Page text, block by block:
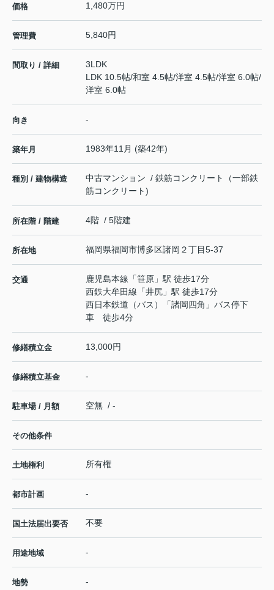
価格 1,480万円
管理費 5,840円
間取り / 詳細
3LDK
LDK 10.5帖/和室 4.5帖/洋室 4.5帖/洋室 6.0帖/
洋室 6.0帖
向き -
築年月 1983年11月 (築42年)
種別 / 建物構造
中古マンション / 鉄筋コンクリート（一部鉄
筋コンクリート)
所在階 / 階建 4階 / 5階建
所在地 福岡県福岡市博多区諸岡 ２丁目5-37
交通 鹿児島本線 「笹原 」駅 徒歩17分
西鉄大牟田線 「井尻 」駅 徒歩17分
西日本鉄道（バス）「諸岡四角」バス停下
車 徒歩4分
修繕積立金 13,000円
修繕積立基金 -
駐車場 / 月額 空無 / -
その他条件
土地権利 所有権
都市計画 -
国土法届出要否 不要
用途地域 -
地勢 -